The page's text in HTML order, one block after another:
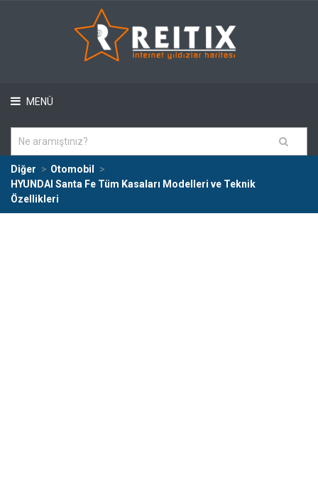
MENÜ
Diğer
Otomobil
HYUNDAI Santa Fe Tüm Kasaları Modelleri ve Teknik
Özellikleri